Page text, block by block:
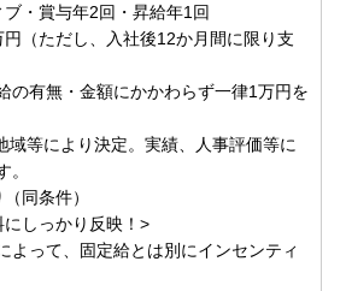
・賞与年2回・昇給年1回
（ただし、入社後12か月間に限り支
の有無・金額にかかわらず一律1万円を
等により決定。実績、人事評価等に
。
同条件）
しっかり反映！>
よって、固定給とは別にインセンティ